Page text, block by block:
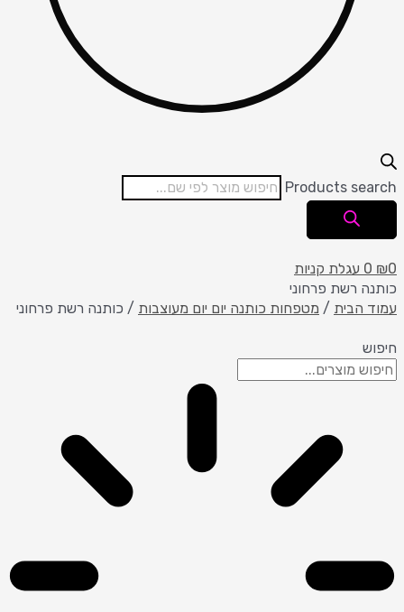
Products search
₪0
0 עגלת קניות
כותנה רשת פרחוני
עמוד הבית / מטפחות כותנה יום יום מעוצבות / כותנה רשת פרחוני
חיפוש